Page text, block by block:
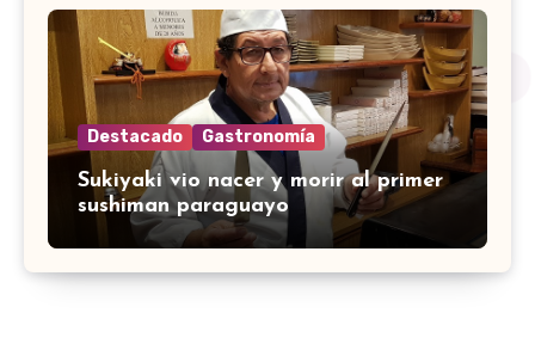
Destacado Gastronomía
Sukiyaki vio nacer y morir al primer
sushiman paraguayo